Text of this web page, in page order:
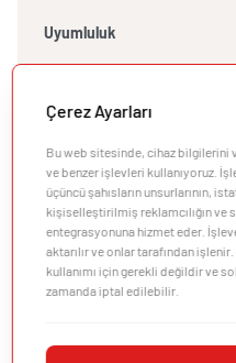
Uyumluluk
Özellikler
Üretici Bilgileri
Müşteri Desteği
Çerez Ayarları
Bu web sitesinde, cihaz bilgilerini
ve benzer işlevleri kullanıyoruz.
üçüncü şahısların unsurlarının,
kişiselleştirilmiş reklamcılığın ve
entegrasyonuna hizmet eder.
aktarılır ve onlar tarafından
kullanımı için gerekli değildir ve
zamanda iptal edilebilir.